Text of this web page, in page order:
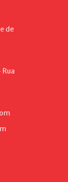
de